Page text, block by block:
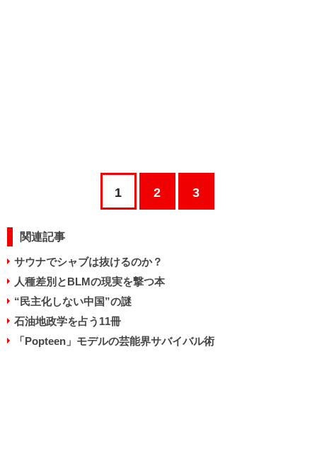
1 2 3
関連記事
サウナでシャブは抜けるのか？
人種差別とBLMの現実を撃つ本
“民主化しない中国”の謎
石油地政学を占う11冊
「Popteen」モデルの芸能界サバイバル術